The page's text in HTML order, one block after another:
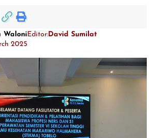
WaloniEditor:David Sumilat
2025